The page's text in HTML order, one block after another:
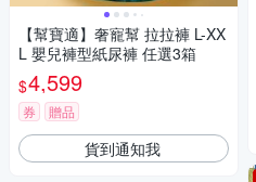
【幫寶適】奢寵幫 拉拉褲 L-XX
L 嬰兒褲型紙尿褲 任選3箱
$4,599
券 贈品
貨到通知我